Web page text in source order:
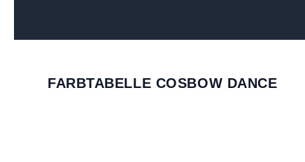
FARBTABELLE COSBOW DANCE